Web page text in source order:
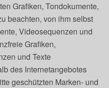
Grafiken, Tondokumente,
beachten, von ihm selbst
Videosequenzen und
Grafiken,
und Texte
des Internetangebotes
geschützten Marken- und